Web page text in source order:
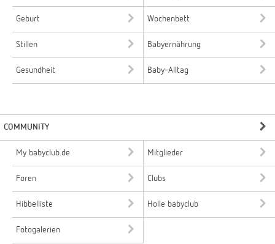
Geburt Wochenbett
Stillen Babyernährung
Gesundheit Baby-Alltag
COMMUNITY
My babyclub.de Mitglieder
Foren Clubs
Hibbelliste Holle babyclub
Fotogalerien